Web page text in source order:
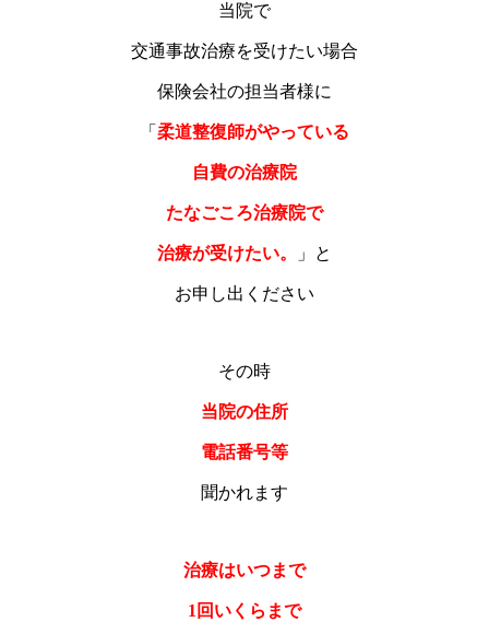
当院で
交通事故治療を受けたい場合
保険会社の担当者様に
「 柔道整復師がやっている
自費の治療院
たなごころ治療院で
治療が受けたい。 」と
お申し出ください
その時
当院の住所
電話番号等
聞かれます
治療はいつまで
1回いくらまで